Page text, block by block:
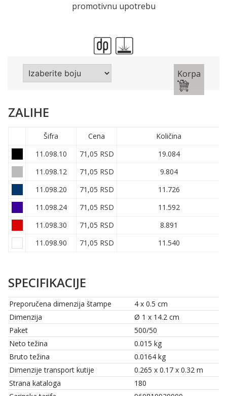
promotivnu upotrebu
Korpa
ZALIHE
Šifra Cena
Količina
11.098.10
71,05 RSD
19.084
11.098.12
71,05 RSD
9.804
11.098.20
71,05 RSD
11.726
11.098.24
71,05 RSD
11.592
11.098.30
71,05 RSD
8.891
11.098.90
71,05 RSD 11.540
SPECIFIKACIJE
Preporučena dimenzija štampe
4 x 0.5 cm
Dimenzija
Ø 1 x 14.2 cm
Paket
500/50
Neto težina
0.015 kg
Bruto težina
0.0164 kg
Dimenzije transport kutije
0.265 x 0.17 x 0.32 m
Strana kataloga
180